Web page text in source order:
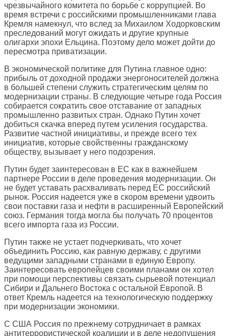
чрезвычайного комитета по борьбе с коррупцией. Во
время встречи с российскими промышленниками глава
Кремля намекнул, что вслед за Михаилом Ходорковским
преследований могут ожидать и другие крупные
олигархи эпохи Ельцина. Поэтому дело может дойти до
пересмотра приватизации.
В экономической политике для Путина главное одно:
прибыль от доходной продажи энергоносителей должна
в большей степени служить стратегическим целям по
модернизации страны. В следующие четыре года Россия
собирается сократить свое отставание от западных
промышленно развитых стран. Однако Путин хочет
добиться скачка вперед путем усиления государства.
Развитие частной инициативы, и прежде всего тех
инициатив, которые свойственны гражданскому
обществу, вызывает у него подозрения.
Путин будет заинтересован в ЕС как в важнейшем
партнере России в деле проведения модернизации. Он
не будет уставать расхваливать перед ЕС российский
рынок. Россия надеется уже в скором времени удвоить
свои поставки газа и нефти в расширенный Европейский
союз. Германия тогда могла бы получать 70 процентов
всего импорта газа из России.
Путин также не устает подчеркивать, что хочет
объединить Россию, как равную державу, с другими
ведущими западными странами в единую Европу.
Заинтересовать европейцев своими планами он хотел
при помощи перспективы связать сырьевой потенциал
Сибири и Дальнего Востока с остальной Европой. В
ответ Кремль надеется на технологическую поддержку
при модернизации экономики.
С США Россия по прежнему сотрудничает в рамках
антитеррористической коалиции и в деле недопущения